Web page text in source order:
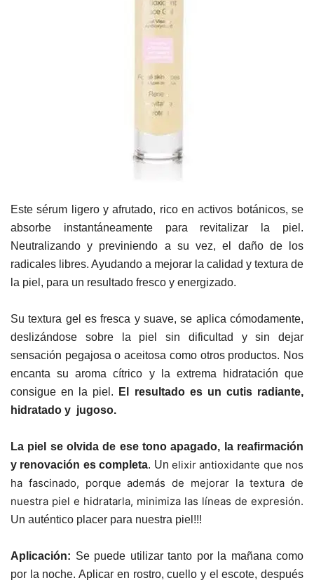
Este sérum ligero y afrutado, rico en activos botánicos, se
absorbe instantáneamente para revitalizar la piel.
Neutralizando y previniendo a su vez, el daño de los
radicales libres. Ayudando a mejorar la calidad y textura de
la piel, para un resultado fresco y energizado.
Su textura gel es fresca y suave, se aplica cómodamente,
deslizándose sobre la piel sin dificultad y sin dejar
sensación pegajosa o aceitosa como otros productos. Nos
encanta su aroma cítrico y la extrema hidratación que
consigue en la piel.
El resultado es un cutis radiante,
hidratado y jugoso.
La piel se olvida de ese tono apagado, la reafirmación
y renovación es completa. Un elixir antioxidante que nos
ha fascinado, porque además de mejorar la textura de
nuestra piel e hidratarla, minimiza las líneas de expresión.
Un auténtico placer para nuestra piel!!!
Aplicación: Se puede utilizar tanto por la mañana como
por la noche. Aplicar en rostro, cuello y el escote, después